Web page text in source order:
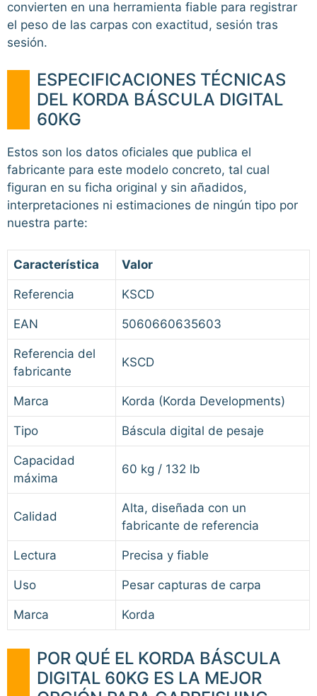
convierten en una herramienta fiable para registrar
el peso de las carpas con exactitud, sesión tras
sesión.
ESPECIFICACIONES TÉCNICAS
DEL KORDA BÁSCULA DIGITAL
60KG
Estos son los datos oficiales que publica el
fabricante para este modelo concreto, tal cual
figuran en su ficha original y sin añadidos,
interpretaciones ni estimaciones de ningún tipo por
nuestra parte:
Característica Valor
Referencia KSCD
EAN 5060660635603
Referencia del
fabricante
KSCD
Marca Korda (Korda Developments)
Tipo Báscula digital de pesaje
Capacidad
máxima
60 kg / 132 lb
Calidad
Alta, diseñada con un
fabricante de referencia
Lectura Precisa y fiable
Uso Pesar capturas de carpa
Marca Korda
POR QUÉ EL KORDA BÁSCULA
DIGITAL 60KG ES LA MEJOR